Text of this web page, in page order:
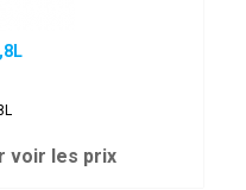
voir les prix